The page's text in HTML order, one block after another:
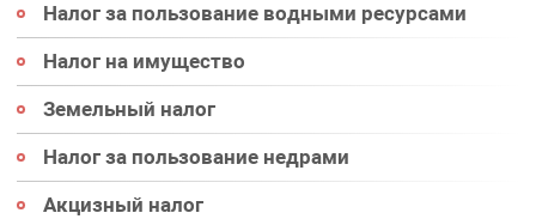
Налог за пользование водными ресурсами
Налог на имущество
Земельный налог
Налог за пользование недрами
Акцизный налог